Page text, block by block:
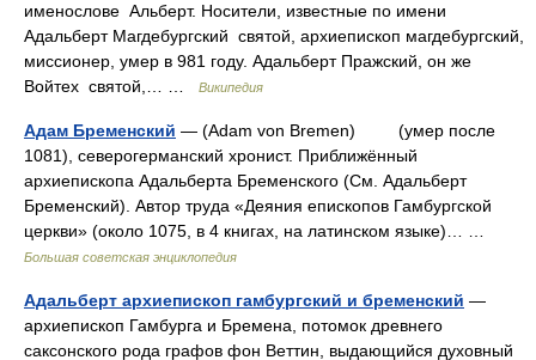
именослове Альберт. Носители, известные по имени
Адальберт Магдебургский святой, архиепископ магдебургский,
миссионер, умер в 981 году. Адальберт Пражский, он же
Войтех святой,… …
Википедия
Адам Бременский — (Adam von Bremen) (умер после
1081), северогерманский хронист. Приближённый
архиепископа Адальберта Бременского (См. Адальберт
Бременский). Автор труда «Деяния епископов Гамбургской
церкви» (около 1075, в 4 книгах, на латинском языке)… …
Большая советская энциклопедия
Адальберт архиепископ гамбургский и бременский —
архиепископ Гамбурга и Бремена, потомок древнего
саксонского рода графов фон Веттин, выдающийся духовный